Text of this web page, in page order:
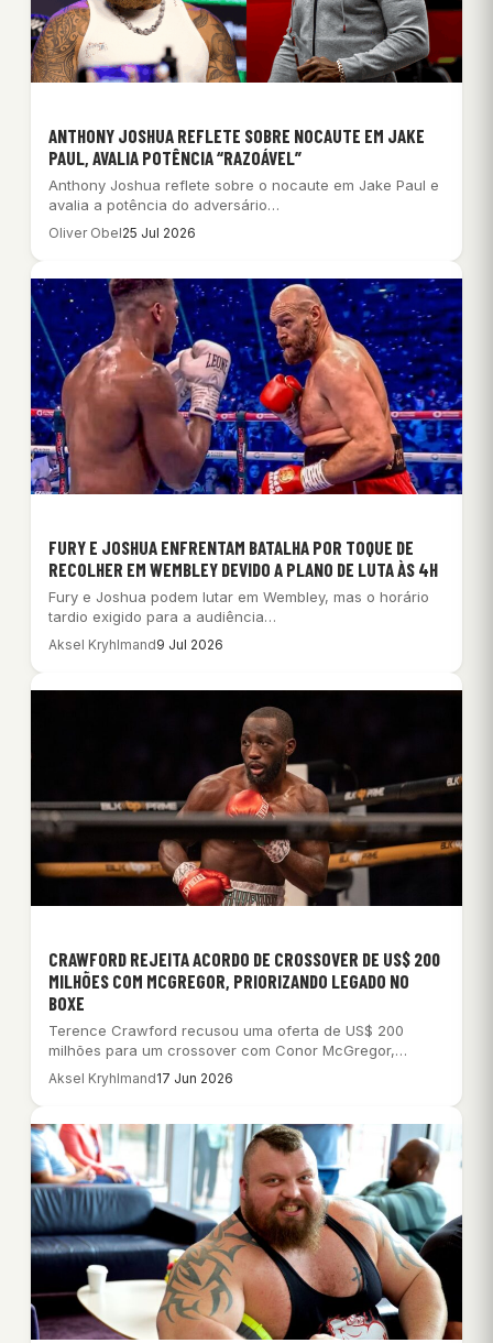
ANTHONY JOSHUA REFLETE SOBRE NOCAUTE EM JAKE
PAUL, AVALIA POTÊNCIA “RAZOÁVEL”
Anthony Joshua reflete sobre o nocaute em Jake Paul e
avalia a potência do adversário…
Oliver Obel25 Jul 2026
FURY E JOSHUA ENFRENTAM BATALHA POR TOQUE DE
RECOLHER EM WEMBLEY DEVIDO A PLANO DE LUTA ÀS 4H
Fury e Joshua podem lutar em Wembley, mas o horário
tardio exigido para a audiência…
Aksel Kryhlmand9 Jul 2026
CRAWFORD REJEITA ACORDO DE CROSSOVER DE US$ 200
MILHÕES COM MCGREGOR, PRIORIZANDO LEGADO NO
BOXE
Terence Crawford recusou uma oferta de US$ 200
milhões para um crossover com Conor McGregor,…
Aksel Kryhlmand17 Jun 2026